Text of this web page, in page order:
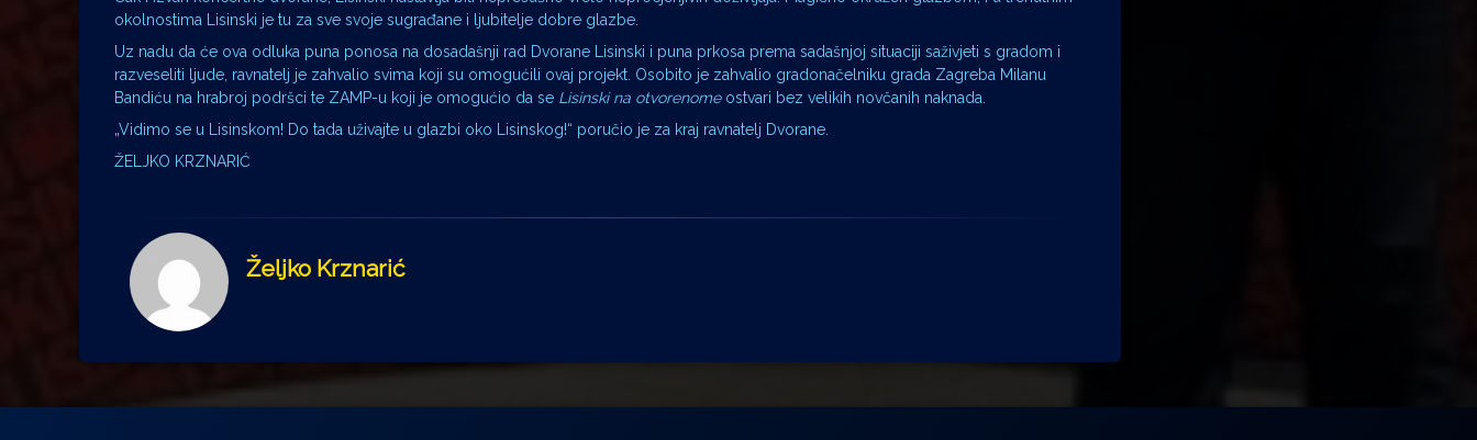
okolnostima Lisinski je tu za sve svoje sugrađane i ljubitelje dobre glazbe.
Uz nadu da će ova odluka puna ponosa na dosadašnji rad Dvorane Lisinski i puna prkosa prema sadašnjoj situaciji saživjeti s gradom i
razveseliti ljude, ravnatelj je zahvalio svima koji su omogućili ovaj projekt. Osobito je zahvalio gradonačelniku grada Zagreba Milanu
Bandiću na hrabroj podršci te ZAMP-u koji je omogućio da se Lisinski na otvorenomeostvari bez velikih novčanih naknada.
„Vidimo se u Lisinskom! Do tada uživajte u glazbi oko Lisinskog!“ poručio je za kraj ravnatelj Dvorane.
ŽELJKO KRZNARIĆ
Željko Krznarić